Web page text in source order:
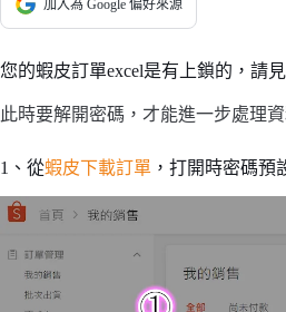
加入為 Google 偏好來源
您的蝦皮訂單excel是有上鎖的，請見
此時要解開密碼，才能進一步處理
1、從蝦皮下載訂單 ，打開時密碼預